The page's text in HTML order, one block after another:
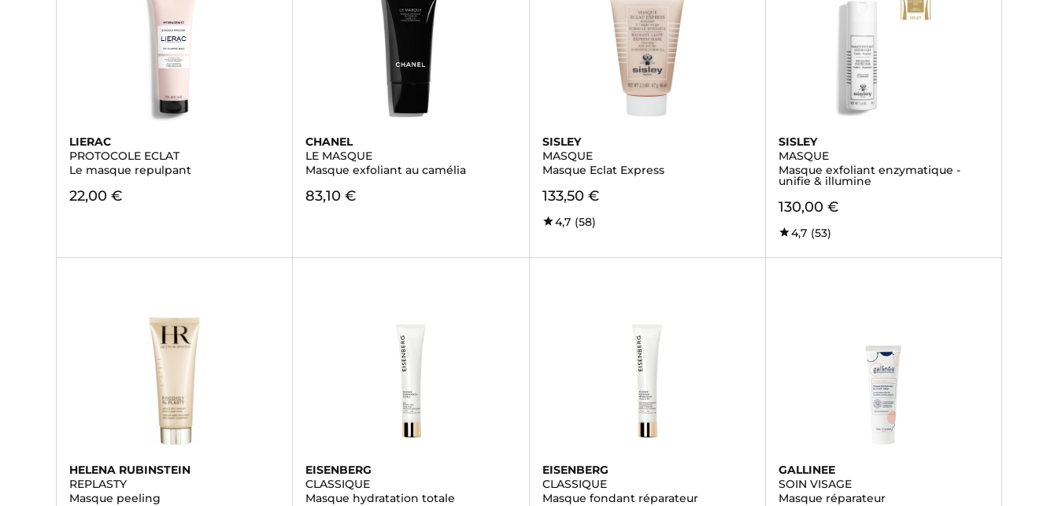
LIERAC
PROTOCOLE ECLAT
Le masque repulpant
22,00 €
CHANEL
LE MASQUE
Masque exfoliant au camélia
83,10 €
SISLEY
MASQUE
Masque Eclat Express
133,50 €
4,7 (58)
SISLEY
MASQUE
Masque exfoliant enzymatique -
unifie & illumine
130,00 €
4,7 (53)
HELENA RUBINSTEIN
REPLASTY
Masque peeling
EISENBERG
CLASSIQUE
Masque hydratation totale
EISENBERG
CLASSIQUE
Masque fondant réparateur
GALLINEE
SOIN VISAGE
Masque réparateur